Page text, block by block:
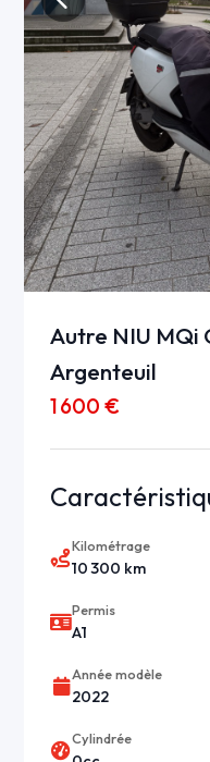
Autre NIU MQi
Argenteuil
1 600 €
Kilométrage
10 300 km
Permis
A1
Année modèle
2022
Cylindrée